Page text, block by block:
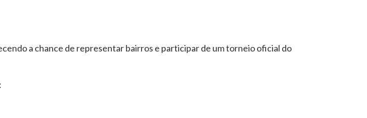
a chance de representar bairros e participar de um torneio oficial do